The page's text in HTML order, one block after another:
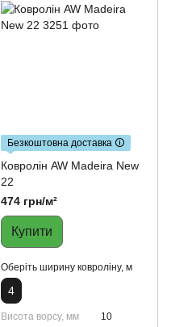
Безкоштовна доставка 🛈
Ковролін AW Madeira New
22
474 грн/м²
Купити
Оберіть ширину ковроліну, м
4
Висота ворсу, мм
10